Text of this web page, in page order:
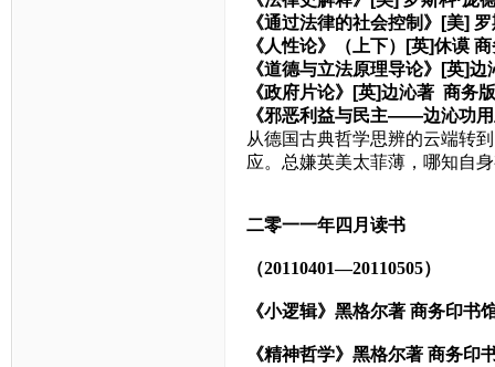
《通过法律的社会控制》[美]
《人性论》（上下）[英]休谟
《道德与立法原理导论》[英]边
《政府片论》[英]边沁著 商务版
《邪恶利益与民主——边沁功
从德国古典哲学思辨的云端转
应。总嫌英美太菲薄，哪知自
二零一一年四月读书
（20110401—20110505）
《小逻辑》黑格尔著 商务印书
《精神哲学》黑格尔著 商务印